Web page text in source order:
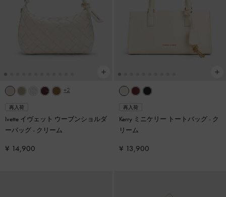
+2
再入荷
Ivette イヴェット ウーブンショルダ
ーバッグ- クリーム
¥ 14,900
再入荷
Kerry ミニケリー トートバッグ- ク
リーム
¥ 13,900